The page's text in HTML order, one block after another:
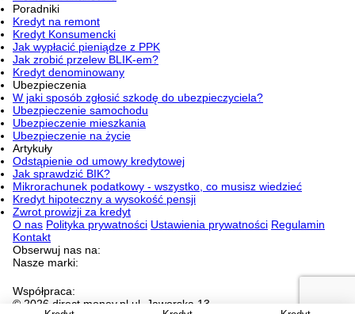
Poradniki
Kredyt na remont
Kredyt Konsumencki
Jak wypłacić pieniądze z PPK
Jak zrobić przelew BLIK-em?
Kredyt denominowany
Ubezpieczenia
W jaki sposób zgłosić szkodę do ubezpieczyciela?
Ubezpieczenie samochodu
Ubezpieczenie mieszkania
Ubezpieczenie na życie
Artykuły
Odstąpienie od umowy kredytowej
Jak sprawdzić BIK?
Mikrorachunek podatkowy - wszystko, co musisz wiedzieć
Kredyt hipoteczny a wysokość pensji
Zwrot prowizji za kredyt
O nas Polityka prywatności Ustawienia prywatności Regulamin
Kontakt
Obserwuj nas na:
Nasze marki:
Współpraca:
© 2026 direct.money.pl ul. Jaworska 13,